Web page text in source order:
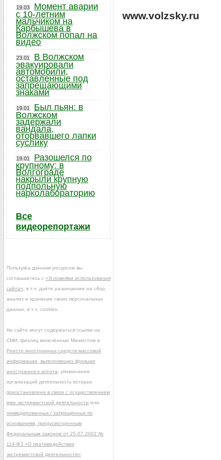
www.volzsky.ru
19.03
Момент аварии
с 10-летним
мальчиком на
Карбышева в
Волжском попал на
видео
23.01
В Волжском
эвакуировали
автомобили,
оставленные под
запрещающими
знаками
19.01
Был пьян: в
Волжском
задержали
вандала,
оторвавшего лапки
суслику
19.01
Разошелся по
крупному: в
Волгограде
накрыли крупную
подпольную
нарколабораторию
Все
видеорепортажи
Пользуясь данным ресурсом вы
соглашаетесь с «Условиями использования
сайта» , в т.ч. даёте разрешение на сбор,
анализ и хранение своих персональных
данных, в т.ч. cookies.
На сайте могут содержаться ссылки на
СМИ, физлиц включённые Минюстом в
Реестр иностранных средств массовой
информации, выполняющих функции
иностранного агента , упоминания
организаций деятельность которых
приостановлена в связи с осуществлением
ими экстремистской деятельности или
ликвидированных / запрещённых по
основаниям, предусмотренным
Федеральным законом от 25.07.2002 №
114-ФЗ «О противодействии
экстремистской деятельности»